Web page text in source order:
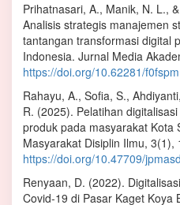
Prihatnasari, A., Manik, N. L.,
Analisis strategis manajemen
tantangan transformasi digital
Indonesia. Jurnal Media
https://doi.org/10.62281/
Rahayu, A., Sofia, S.,
R. (2025). Pelatihan
produk pada masyarakat Kota
Masyarakat Disiplin Ilmu, 3(1),
https://doi.org/10.47709/
Renyaan, D. (2022).
Covid-19 di Pasar Kaget Koya